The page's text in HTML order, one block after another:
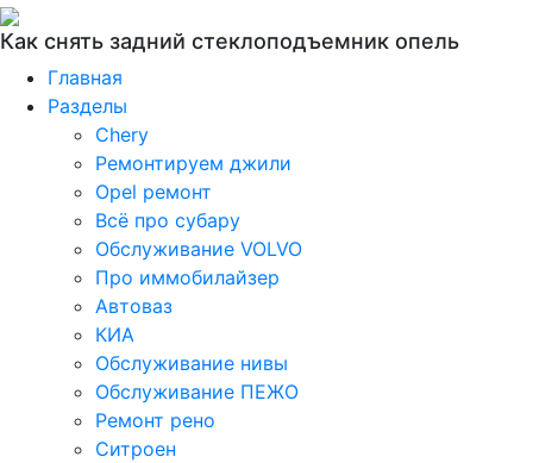
Как снять задний стеклоподъемник опель
Главная
Разделы
Chery
Ремонтируем джили
Opel ремонт
Всё про субару
Обслуживание VOLVO
Про иммобилайзер
Автоваз
КИА
Обслуживание нивы
Обслуживание ПЕЖО
Ремонт рено
Ситроен